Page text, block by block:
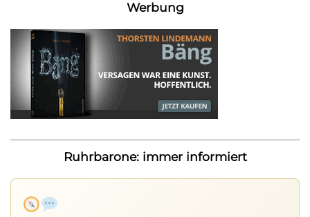
Werbung
Ruhrbarone: immer informiert